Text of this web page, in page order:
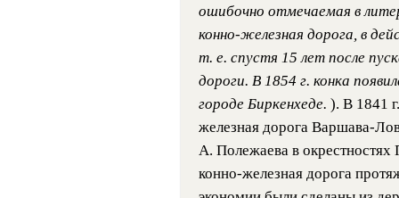
ошибочно отмечаемая в
конно-железная дорога, в
т. е. спустя 15 лет после
дороги. В 1854 г. конка
городе Биркенхеде. ). В 1841
железная дорога Варшава-
А. Полежаева в
конно-железная дорога